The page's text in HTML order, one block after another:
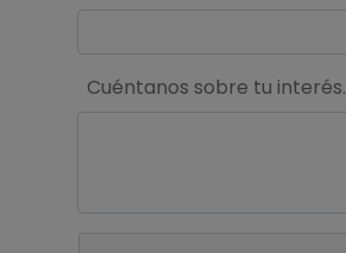
Cuéntanos sobre tu interés.